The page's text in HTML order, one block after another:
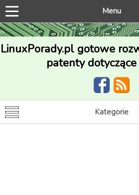
Menu
LinuxPorady.pl gotowe
patenty
Kategorie